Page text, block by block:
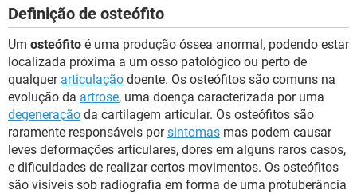
SEXUALIDADE
GLOSSÁRIO
Definição de osteófito
Um osteófito é uma produção óssea anormal, podendo estar
localizada próxima a um osso patológico ou perto de
qualquer articulação doente. Os osteófitos são comuns na
evolução da artrose, uma doença caracterizada por uma
degeneração da cartilagem articular. Os osteófitos são
raramente responsáveis porsintomas mas podem causar
leves deformações articulares, dores em alguns raros casos,
e dificuldades de realizar certos movimentos. Os osteófitos
são visíveis sob radiografia em forma de uma protuberância